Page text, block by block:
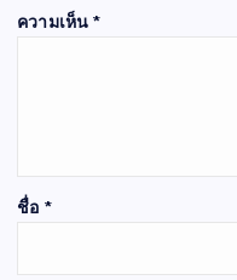
ความเห็น *
ชื่อ *